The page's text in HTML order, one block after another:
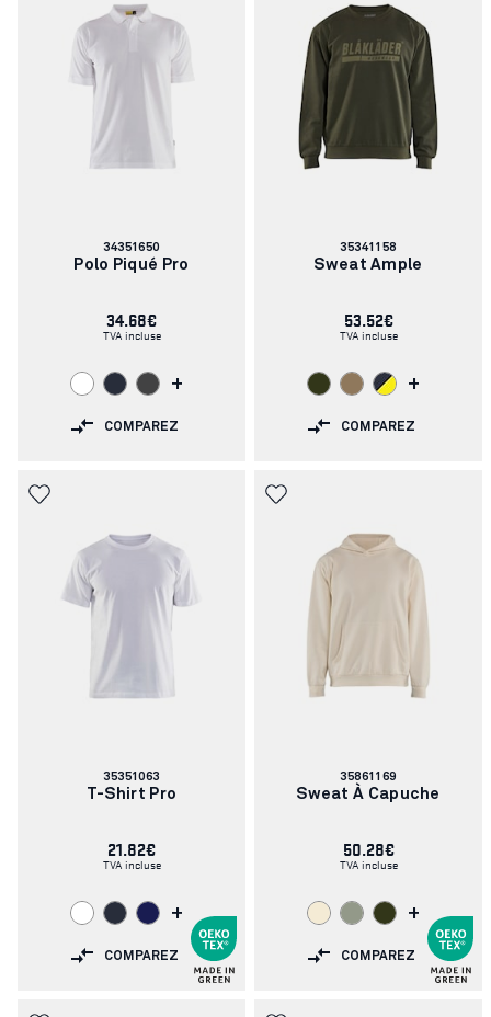
Numéro
d'article:
34351650
Polo Piqué Pro
34.68€
TVA incluse
+
COMPAREZ
Numéro
d'article:
35341158
Sweat Ample
53.52€
TVA incluse
+
COMPAREZ
Numéro
d'article:
35351063
T-Shirt Pro
21.82€
TVA incluse
+
COMPAREZ
Numéro
d'article:
35861169
Sweat À Capuche
50.28€
TVA incluse
+
COMPAREZ